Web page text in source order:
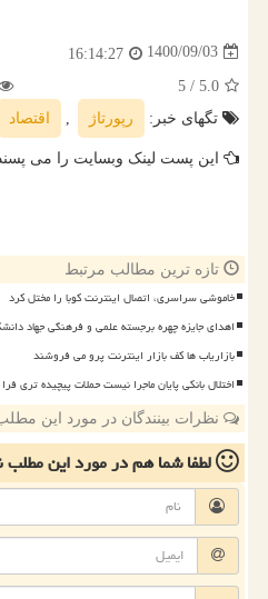
1400/09/03
16:14:27
5.0
/ 5
تگهای خبر:
رپورتاژ اقتصاد
این پست لینک وبسایت را می
تازه ترین مطالب مرتبط
خاموشی سراسری، اتصال اینترنت کوبا را مختل کرد
اهدای جایزه چهره برجسته علمی و فرهنگی جهاد
بازاریاب ها کف بازار اینترنت پرو می فروشند
اختلال بانکی پایان ماجرا نیست حملات پیچیده تری
نظرات بینندگان در مورد این
لطفا شما همدر مورد این مطلب